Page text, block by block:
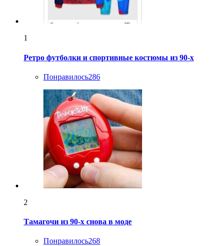
1
Ретро футболки и спортивные костюмы из 90-х
Понравилось286
2
Тамагочи из 90-х снова в моде
Понравилось268